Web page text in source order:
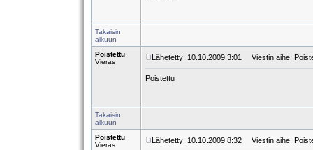
Takaisin
alkuun
Poistettu
Vieras
Lähetetty: 10.10.2009 3:01 Viestin aihe:
Poistettu
Takaisin
alkuun
Poistettu
Vieras
Lähetetty: 10.10.2009 8:32 Viestin aihe: